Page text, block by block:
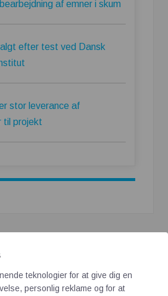
af emner i skum
efter test ved Dansk
stor leverance af
til projekt
teknologier for at give dig en
personlig reklame og for at